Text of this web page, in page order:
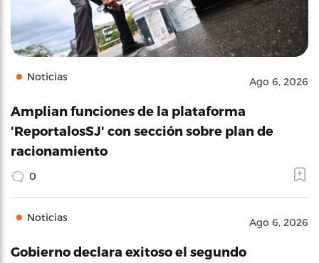
Noticias Ago 6, 2026
Amplian funciones de la plataforma
'ReportalosSJ' con sección sobre plan de
racionamiento
0
Noticias Ago 6, 2026
Gobierno declara exitoso el segundo